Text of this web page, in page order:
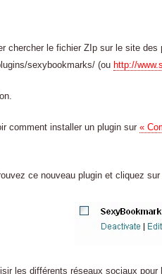
chercher le fichier ZIp sur le site
sexybookmarks/ (ou http://
comment installer un plugin sur «
ce nouveau plugin et cliquez
les différents réseaux sociaux